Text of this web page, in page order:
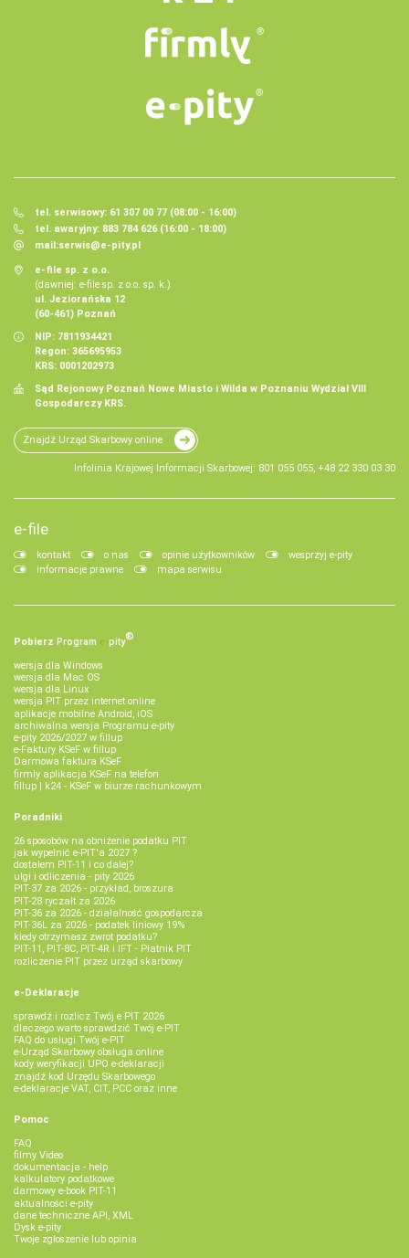
tel. serwisowy: 61 307 00 77 (08:00 - 16:00)
tel. awaryjny: 883 784 626 (16:00 - 18:00)
mail:serwis@e-pity.pl
e-file sp. z o.o.
(dawniej: e-file sp. z o.o. sp. k.)
ul. Jeziorańska 12
(60-461) Poznań
NIP: 7811934421
Regon: 365695953
KRS: 0001202973
Sąd Rejonowy Poznań Nowe Miasto i Wilda w Poznaniu Wydział VIII
Gospodarczy KRS.
Znajdź Urząd Skarbowy online
Infolinia Krajowej Informacji Skarbowej: 801 055 055, +48 22 330 03 30
e-file
kontakt o nas opinie użytkowników
wesprzyj e-pity
informacje prawne
mapa serwisu
Pobierz Program e‑pity®
wersja dla Windows
wersja dla Mac OS
wersja dla Linux
wersja PIT przez internet online
aplikacje mobilne Android, iOS
archiwalna wersja Programu e-pity
e-pity 2026/2027 w fillup
e‑Faktury KSeF w fillup
Darmowa faktura KSeF
firmly aplikacja KSeF na telefon
fillup | k24 - KSeF w biurze rachunkowym
Poradniki
26 sposobów na obniżenie podatku PIT
jak wypełnić e-PIT'a 2027 ?
dostałem PIT-11 i co dalej?
ulgi i odliczenia - pity 2026
PIT-37 za 2026 - przykład, broszura
PIT-28 ryczałt za 2026
PIT-36 za 2026 - działalność gospodarcza
PIT-36L za 2026 - podatek liniowy 19%
kiedy otrzymasz zwrot podatku?
PIT-11, PIT-8C, PIT-4R i IFT - Płatnik PIT
rozliczenie PIT przez urząd skarbowy
e-Deklaracje
sprawdź i rozlicz Twój e PIT 2026
dlaczego warto sprawdzić Twój e-PIT
FAQ do usługi Twój e-PIT
e-Urząd Skarbowy obsługa online
kody weryfikacji UPO e-deklaracji
znajdź kod Urzędu Skarbowego
e-deklaracje VAT, CIT, PCC oraz inne
Pomoc
FAQ
filmy Video
dokumentacja - help
kalkulatory podatkowe
darmowy e-book PIT-11
aktualności e-pity
dane techniczne API, XML
Dysk e-pity
Twoje zgłoszenie lub opinia